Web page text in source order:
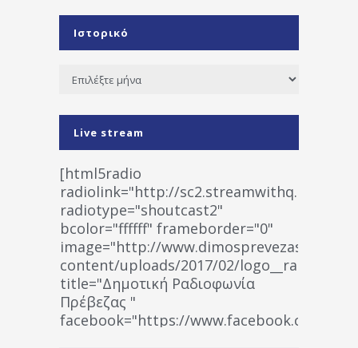
Ιστορικό
Ιστορικό
Live stream
[html5radio
radiolink="http://
radiotype="shoutcast2"
bcolor="ffffff" frameborder="0"
image="http://www.dimosprevezas.gr/wp-
content/uploads/2017/02/
title="Δημοτική Ραδιοφωνία
Πρέβεζας "
facebook="https://www.facebook.com/